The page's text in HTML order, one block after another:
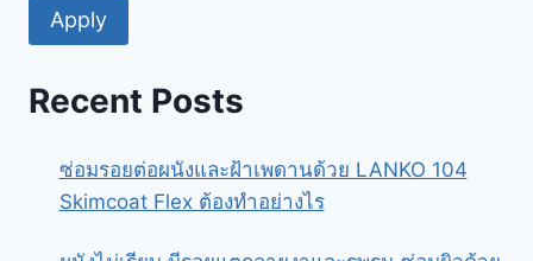
Apply
Recent Posts
ซ่อมรอยต่อผนังและฝ้าเพดานด้วย LANKO 104
Skimcoat Flex ต้องทำอย่างไร